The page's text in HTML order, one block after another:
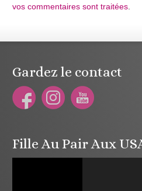
vos commentaires sont traitées
Gardez le contact
Fille Au Pair Aux